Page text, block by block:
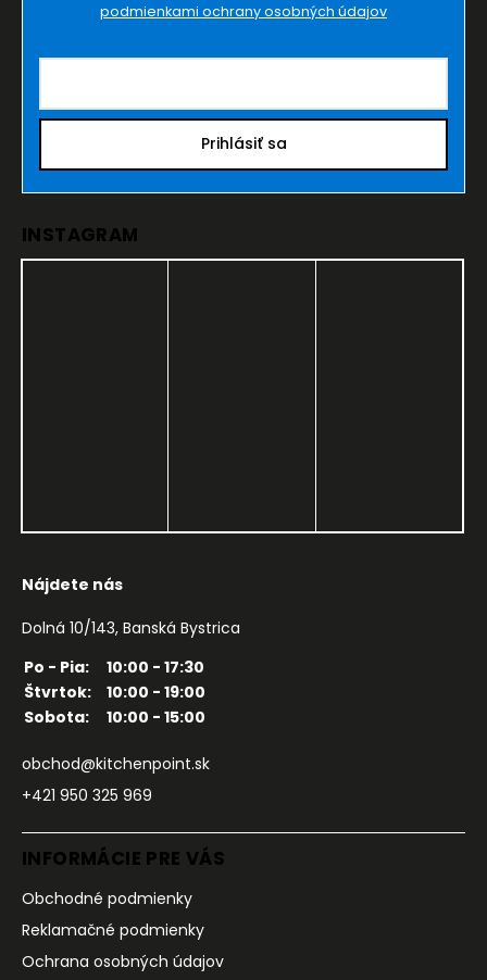
podmienkami ochrany osobných údajov
Prihlásiť sa
INSTAGRAM
Nájdete nás
Dolná 10/143, Banská Bystrica
Po - Pia:
10:00 - 17:30
Štvrtok:
10:00 - 19:00
Sobota:
10:00 - 15:00
obchod@kitchenpoint.sk
+421 950 325 969
INFORMÁCIE PRE VÁS
Obchodné podmienky
Reklamačné podmienky
Ochrana osobných údajov